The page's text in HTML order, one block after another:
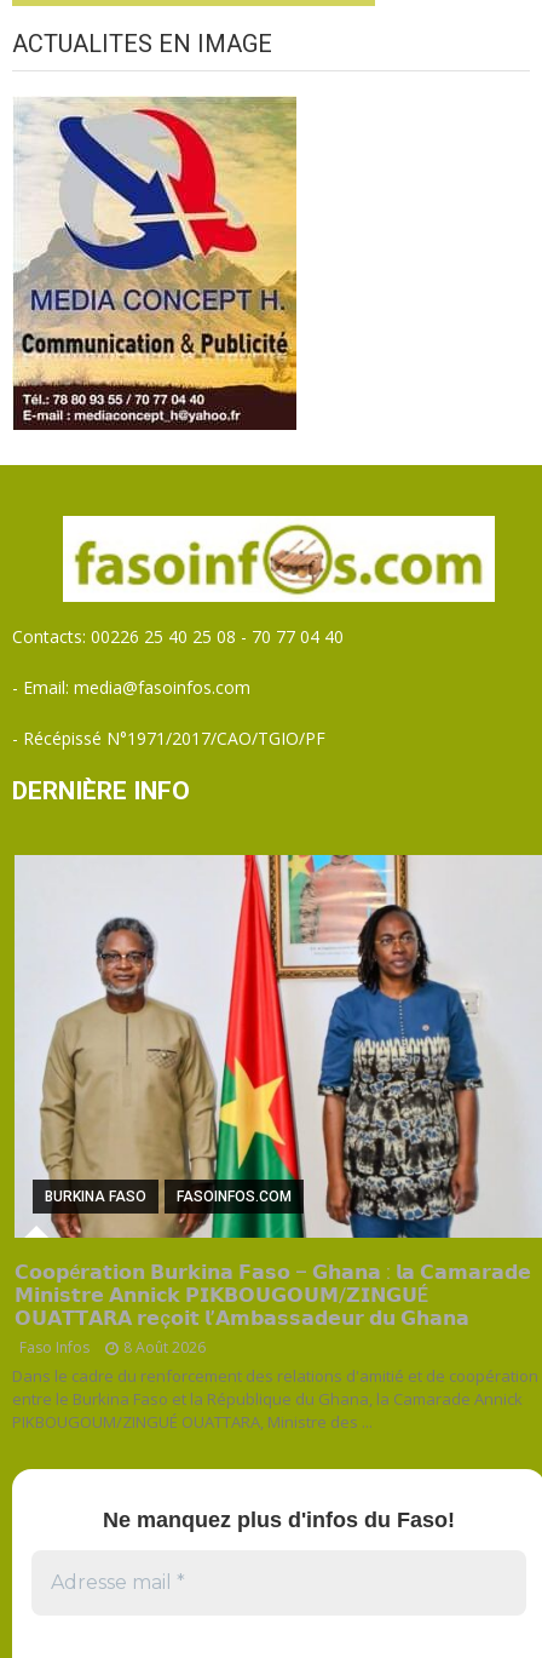
ACTUALITES EN IMAGE
Contacts: 00226 25 40 25 08 - 70 77 04 40
- Email: media@fasoinfos.com
- Récépissé N°1971/2017/CAO/TGIO/PF
DERNIÈRE INFO
BURKINA FASO FASOINFOS.COM
𝗖𝗼𝗼𝗽é𝗿𝗮𝘁𝗶𝗼𝗻 𝗕𝘂𝗿𝗸𝗶𝗻𝗮 𝗙𝗮𝘀𝗼 – 𝗚𝗵𝗮𝗻𝗮 : 𝗹𝗮 𝗖𝗮𝗺𝗮𝗿𝗮𝗱𝗲
𝗠𝗶𝗻𝗶𝘀𝘁𝗿𝗲 𝗔𝗻𝗻𝗶𝗰𝗸 𝗣𝗜𝗞𝗕𝗢𝗨𝗚𝗢𝗨𝗠/𝗭𝗜𝗡𝗚𝗨É
𝗢𝗨𝗔𝗧𝗧𝗔𝗥𝗔 𝗿𝗲ç𝗼𝗶𝘁 𝗹’𝗔𝗺𝗯𝗮𝘀𝘀𝗮𝗱𝗲𝘂𝗿 𝗱𝘂 𝗚𝗵𝗮𝗻𝗮
Faso Infos 8 Août 2026
Dans le cadre du renforcement des relations d'amitié et de coopération
entre le Burkina Faso et la République du Ghana, la Camarade Annick
PIKBOUGOUM/ZINGUÉ OUATTARA, Ministre des ...
Ne manquez plus d'infos du Faso!